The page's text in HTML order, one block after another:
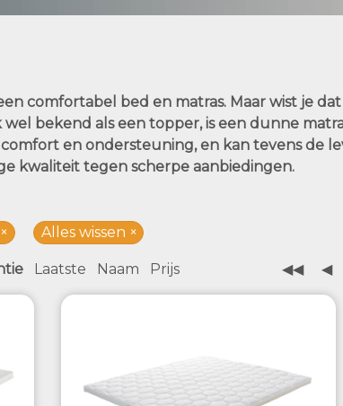
comfortabel bed en matras. Maar wist je
bekend als een topper, is een dunne
en ondersteuning, en kan tevens de
kwaliteit tegen scherpe aanbiedingen.
Alles wissen
Laatste Naam Prijs ◀◀ ◀